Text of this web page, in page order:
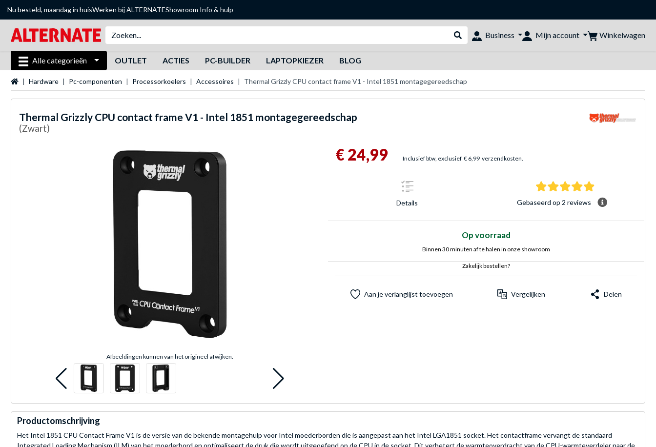
Nu besteld, maandag in huisWerken bij ALTERNATEShowroom Info & hulp
Webshop doorzoeken
Business Mijn account Winkelwagen
Alle categorieën OUTLET ACTIES PC-BUILDER LAPTOPKIEZER BLOG
Startpagina
Hardware Pc-componenten Processorkoelers Accessoires Thermal Grizzly CPU contact frame V1 - Intel 1851 montagegereedschap
Thermal Grizzly CPU contact frame V1 - Intel 1851 montagegereedschap
(Zwart)
Afbeeldingen kunnen van het origineel afwijken.
€ 24,99 Inclusief btw, exclusief € 6,99 verzendkosten.
Details
5.0 sterren
Gebaseerd op 2 reviews
Op voorraad
Binnen 30 minuten af te halen in onze showroom
Zakelijk bestellen?
Aan je verlanglijst toevoegen Vergelijken Delen
Productomschrijving
Het Intel 1851 CPU Contact Frame V1 is de versie van de bekende montagehulp voor Intel moederborden die is aangepast aan het Intel LGA1851 socket. Het contactframe vervangt de standaard